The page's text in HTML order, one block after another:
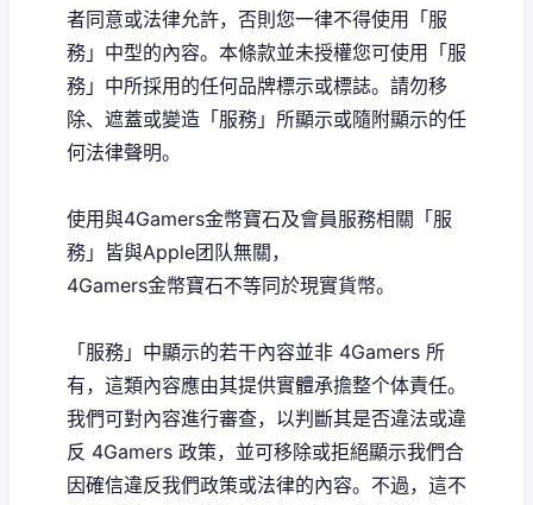
者同意或法律允許，否則您一律不得使用「服
務」中型的內容。本條款並未授權您可使用「服
務」中所採用的任何品牌標示或標誌。請勿移
除、遮蓋或變造「服務」所顯示或隨附顯示的任
何法律聲明。
使用與4Gamers金幣寶石及會員服務相關「服
務」皆與Apple团队無關，
4Gamers金幣寶石不等同於現實貨幣。
「服務」中顯示的若干內容並非 4Gamers 所
有，這類內容應由其提供實體承擔整个体責任。
我們可對內容進行審查，以判斷其是否違法或違
反 4Gamers 政策，並可移除或拒絕顯示我們合
因確信違反我們政策或法律的內容。不過，這不